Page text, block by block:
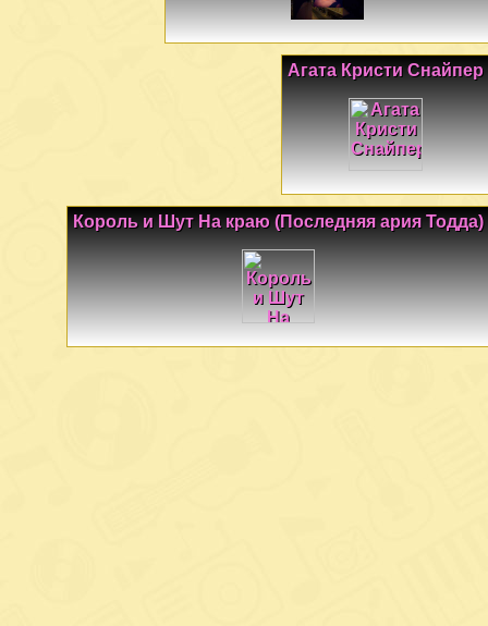
Агата Кристи Снайпер
Король и Шут На краю (Последняя ария Тодда)